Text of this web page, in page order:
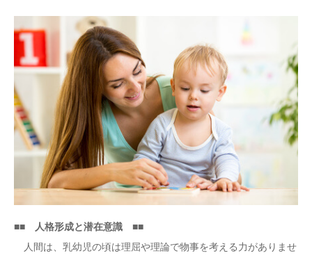
■■ 人格形成と潜在意識 ■■
人間は、乳幼児の頃は理屈や理論で物事を考える力がありませ